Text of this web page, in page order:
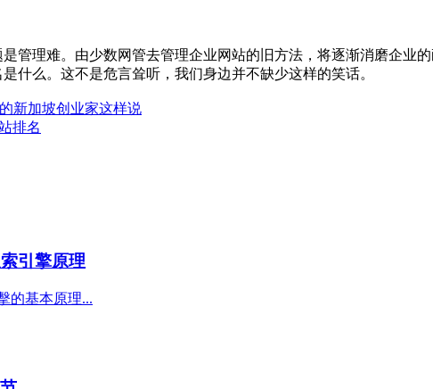
管理难。由少数网管去管理企业网站的旧方法，将逐渐消磨企业
什么。这不是危言耸听，我们身边并不缺少这样的笑话。
新加坡创业家这样说
排名
引擎原理
的基本原理...